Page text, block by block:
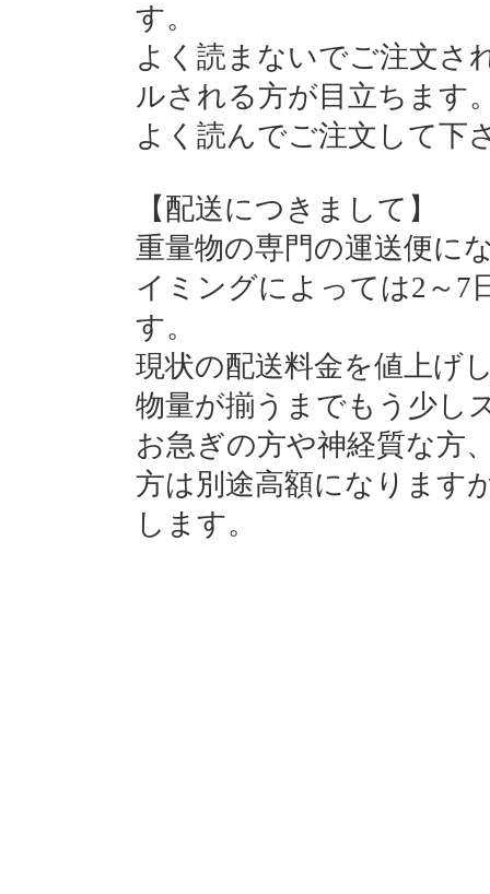
す。
よく読まないでご注文さ
ルされる方が目立ちます
よく読んでご注文して下
【配送につきまして】
重量物の専門の運送便に
イミングによっては2～7
す。
現状の配送料金を値上げ
物量が揃うまでもう少し
お急ぎの方や神経質な方
方は別途高額になります
します。